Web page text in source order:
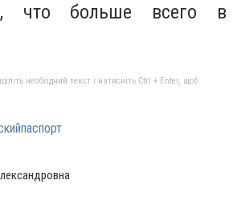
что больше всего в
необхідний текст і натисніть Ctrl + Enter, щоб